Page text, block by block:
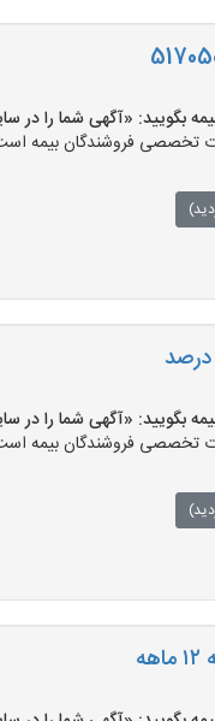
«آگهی شما را در سایت آگهی
تخصصی فروشندگان بیمه
«آگهی شما را در سایت آگهی
تخصصی فروشندگان بیمه